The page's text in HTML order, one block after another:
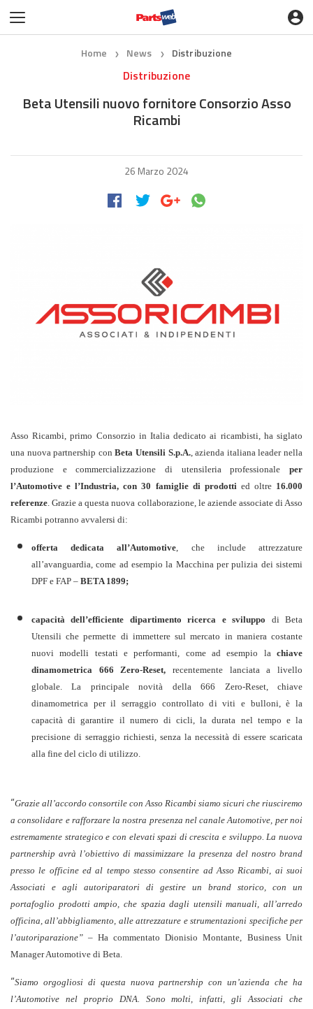
Home ❯ News ❯ Distribuzione
Distribuzione
Beta Utensili nuovo fornitore Consorzio Asso
Ricambi
26 Marzo 2024
Asso Ricambi, primo Consorzio in Italia dedicato ai ricambisti, ha siglato
una nuova partnership con Beta Utensili S.p.A., azienda italiana leader nella
produzione e commercializzazione di utensileria professionale per
l’Automotive e l’Industria, con 30 famiglie di prodotti ed oltre 16.000
referenze . Grazie a questa nuova collaborazione, le aziende associate di Asso
Ricambi potranno avvalersi di:
offerta dedicata all’Automotive , che include attrezzature
all’avanguardia, come ad esempio la Macchina per pulizia dei sistemi
DPF e FAP – BETA 1899;
capacità dell’efficiente dipartimento ricerca e sviluppo di Beta
Utensili che permette di immettere sul mercato in maniera costante
nuovi modelli testati e performanti, come ad esempio la chiave
dinamometrica 666 Zero-Reset, recentemente lanciata a livello
globale. La principale novità della 666 Zero-Reset, chiave
dinamometrica per il serraggio controllato di viti e bulloni, è la
capacità di garantire il numero di cicli, la durata nel tempo e la
precisione di serraggio richiesti, senza la necessità di essere scaricata
alla fine del ciclo di utilizzo.
“Grazie all’accordo consortile con Asso Ricambi siamo sicuri che riusciremo
a consolidare e rafforzare la nostra presenza nel canale Automotive, per noi
estremamente strategico e con elevati spazi di crescita e sviluppo. La nuova
partnership avrà l’obiettivo di massimizzare la presenza del nostro brand
presso le officine ed al tempo stesso consentire ad Asso Ricambi, ai suoi
Associati e agli autoriparatori di gestire un brand storico, con un
portafoglio prodotti ampio, che spazia dagli utensili manuali, all’arredo
officina, all’abbigliamento, alle attrezzature e strumentazioni specifiche per
l’autoriparazione” – Ha commentato Dionisio Montante,
Business Unit
Manager Automotive di Beta.
“Siamo orgogliosi di questa nuova partnership con un’azienda che ha
l’Automotive nel proprio DNA. Sono molti, infatti, gli Associati che